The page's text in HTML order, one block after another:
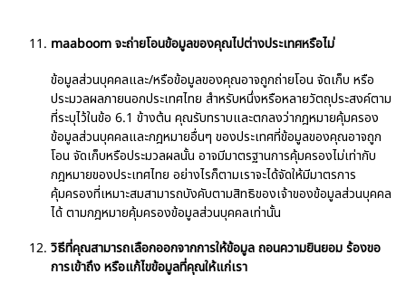
maaboom จะถ่ายโอนข้อมูลของคุณไปต่างประเทศหรือไม่
ข้อมูลส่วนบุคคลและ/หรือข้อมูลของคุณอาจถูกถ่ายโอน จัดเก็บ หรือ
ประมวลผลภายนอกประเทศไทย สำหรับหนึ่งหรือหลายวัตถุประสงค์ตาม
ที่ระบุไว้ในข้อ 6.1 ข้างต้น คุณรับทราบและตกลงว่ากฎหมายคุ้มครอง
ข้อมูลส่วนบุคคลและกฎหมายอื่นๆ ของประเทศที่ข้อมูลของคุณอาจถูก
โอน จัดเก็บหรือประมวลผลนั้น อาจมีมาตรฐานการคุ้มครองไม่เท่ากับ
กฎหมายของประเทศไทย อย่างไรก็ตามเราจะได้จัดให้มีมาตรการ
คุ้มครองที่เหมาะสมสามารถบังคับตามสิทธิของเจ้าของข้อมูลส่วนบุคคล
ได้ ตามกฎหมายคุ้มครองข้อมูลส่วนบุคคลเท่านั้น
วิธีที่คุณสามารถเลือกออกจากการให้ข้อมูล ถอนความยินยอม ร้องขอ
การเข้าถึง หรือแก้ไขข้อมูลที่คุณให้แก่เรา